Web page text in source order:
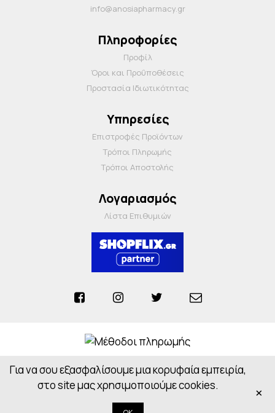
info@anosiapharmacy.gr
Πληροφορίες
Προφίλ
Όροι και Προΰποθέσεις
Προστασία Ιδιωτικότητας
Υπηρεσίες
Επιστροφές Προϊόντων
Τρόποι Πληρωμής
Τρόποι Αποστολής
Λογαριασμός
Λίστα Επιθυμιών
Anosiapharmacy © 2026 - All Rights Reserved
Powered byCloudOn
Για να σου εξασφαλίσουμε μια κορυφαία εμπειρία,
στο site μας χρησιμοποιούμε cookies.
×